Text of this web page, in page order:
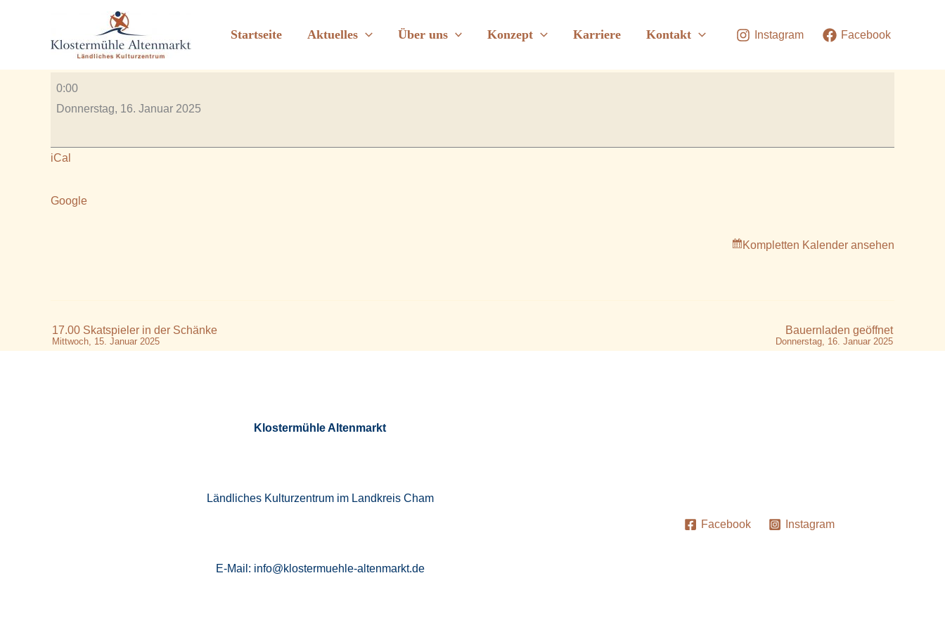
Startseite Aktuelles Über uns Konzept Karriere Kontakt Instagram Facebook
11.00 Uhr Mutter Kind Joga im Vortragsraum
VonRauscher_2606/Januar 11, 2025
11.00
Uhr
Joga
Vortragsraum
0:00
Donnerstag, 16. Januar 2025
iCal
Google
Kompletten Kalender ansehen
17.00 Skatspieler in der Schänke
Mittwoch, 15. Januar 2025
Bauernladen geöffnet
Donnerstag, 16. Januar 2025
Klostermühle Altenmarkt
Ländliches Kulturzentrum im Landkreis Cham
E-Mail: info@klostermuehle-altenmarkt.de
Facebook Instagram